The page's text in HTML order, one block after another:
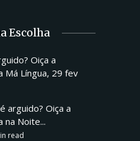
Escolha
arguido? Oiça a
na Noite...
read